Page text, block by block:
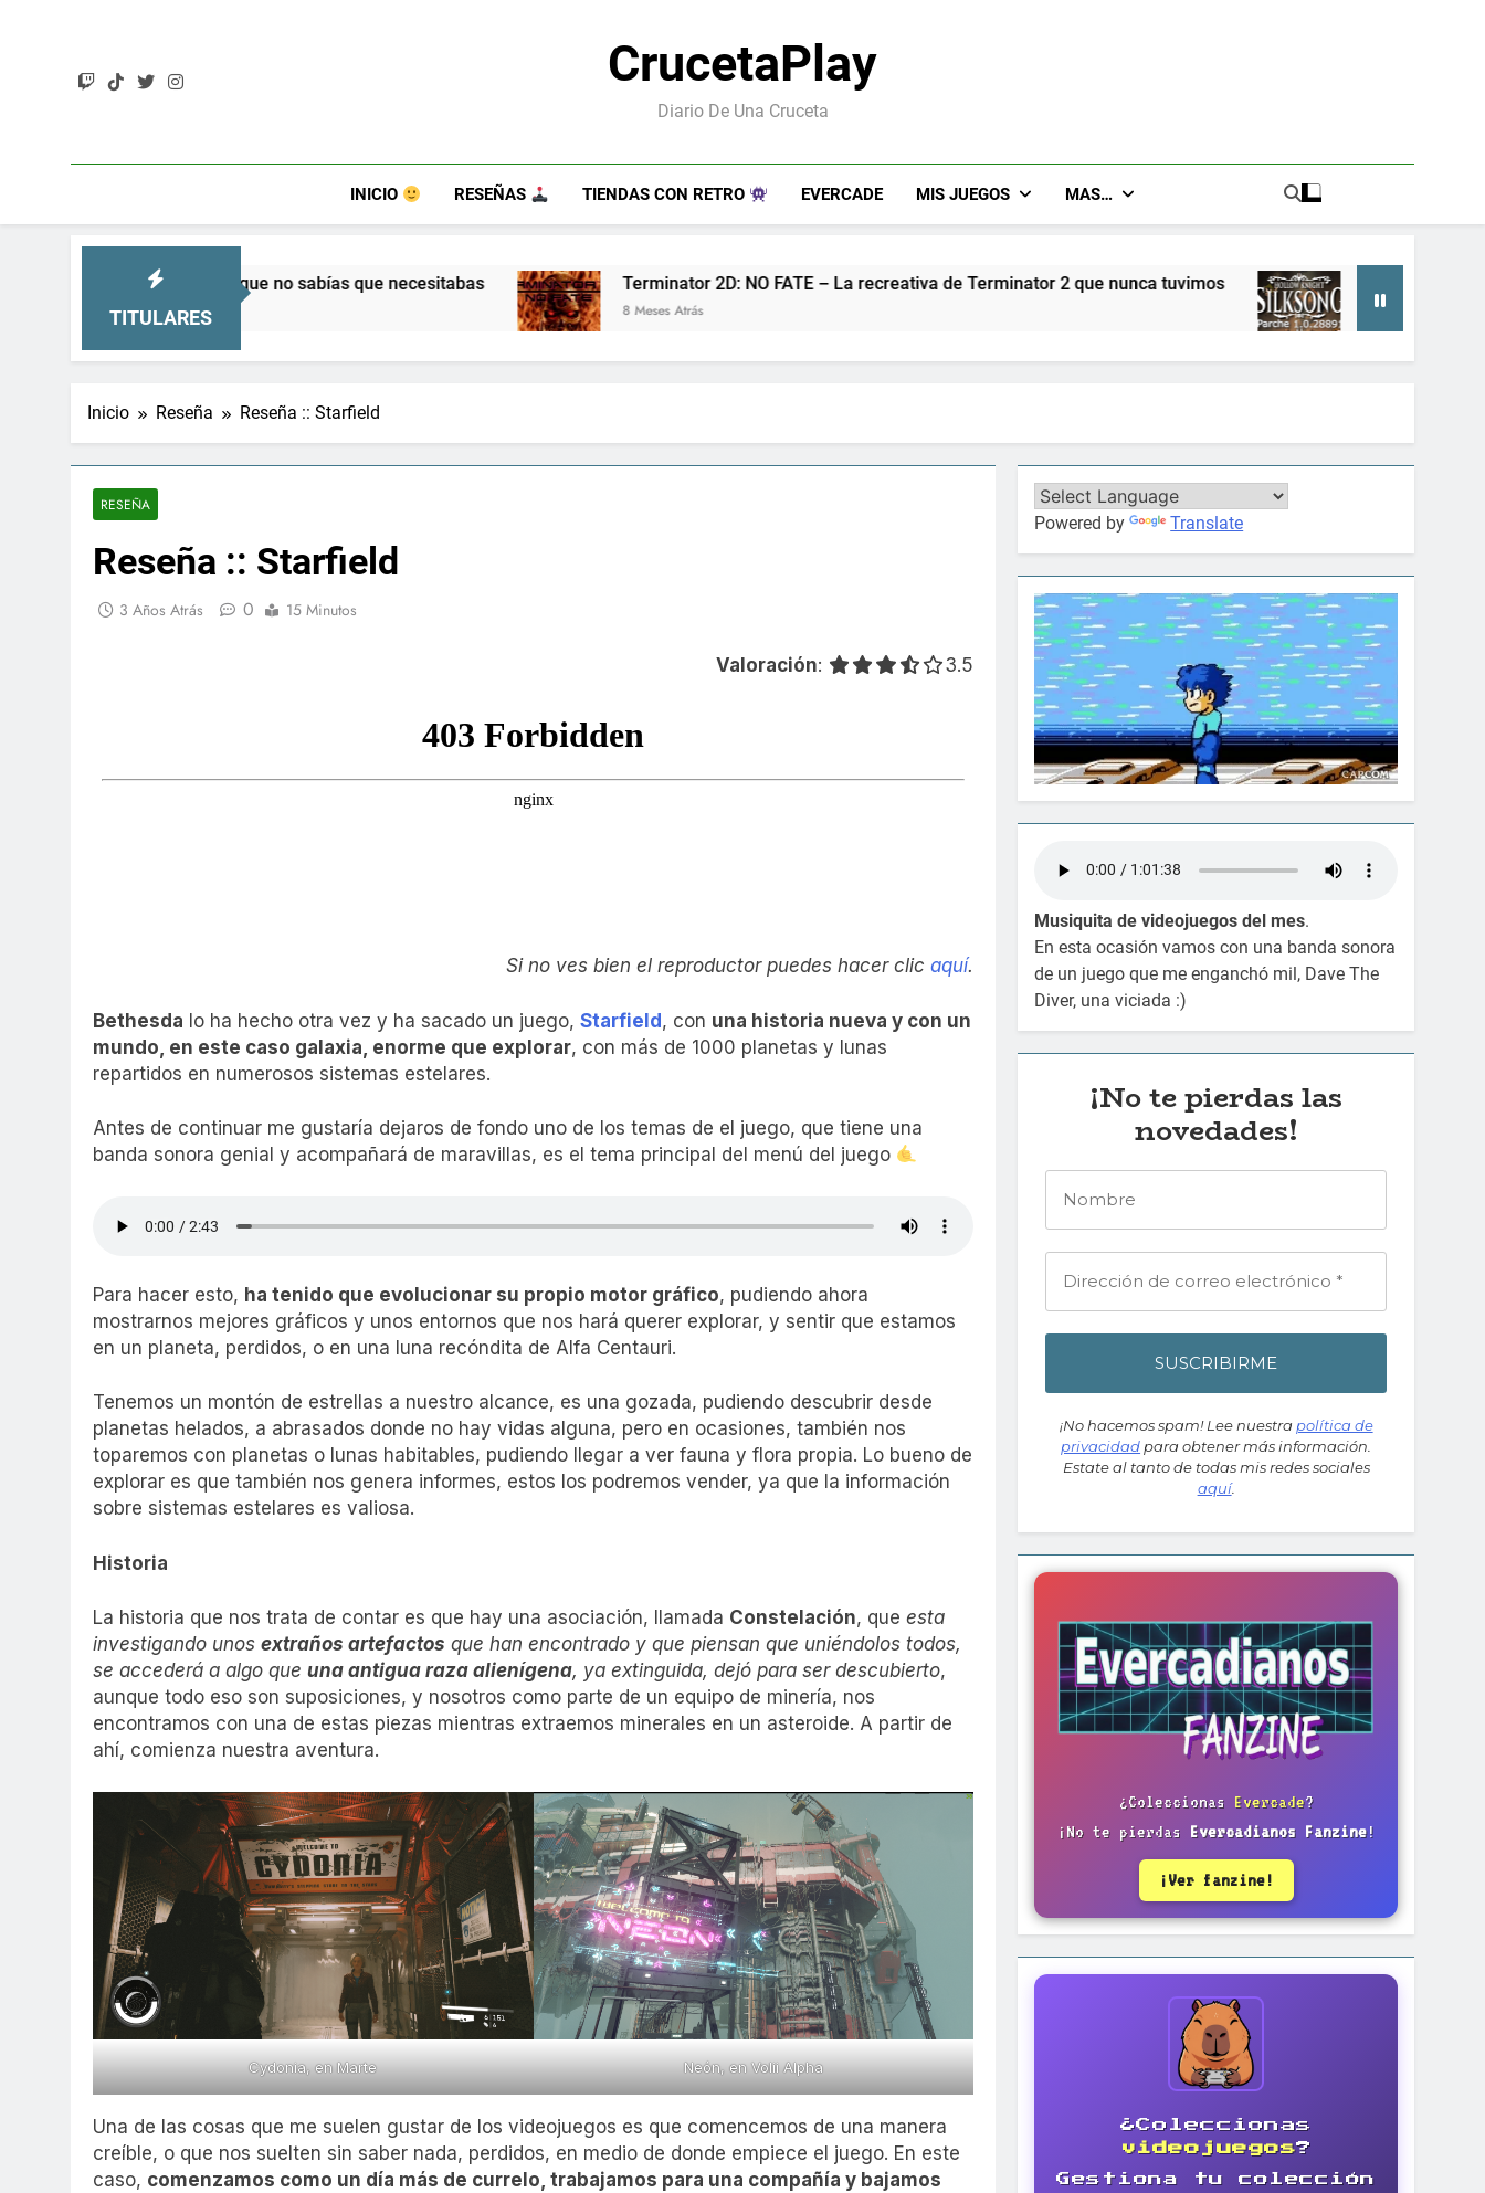
CrucetaPlay
Diario De Una Cruceta
INICIO RESEÑAS TIENDAS CON RETRO EVERCADE MIS JUEGOS MAS…
TITULARES
que necesitabas Terminator 2D: NO FATE – La recreativa de Terminator 2 que nunca tuvimos Hollow Knight SILKSONG Parche 1.0.28891
Inicio Reseña Reseña :: Starfield
RESEÑA
Reseña :: Starfield
3 Años Atrás 0 15 Minutos
Valoración: 3.5 out of 5.0 stars
3.5
Si no ves bien el reproductor puedes hacer clicaquí.
Bethesda lo ha hecho otra vez y ha sacado un juego, Starfield, con una historia nueva y con un
mundo, en este caso galaxia, enorme que explorar, con más de 1000 planetas y lunas
repartidos en numerosos sistemas estelares.
Antes de continuar me gustaría dejaros de fondo uno de los temas de el juego, que tiene una
banda sonora genial y acompañará de maravillas, es el tema principal del menú del juego
Para hacer esto, ha tenido que evolucionar su propio motor gráfico, pudiendo ahora
mostrarnos mejores gráficos y unos entornos que nos hará querer explorar, y sentir que estamos
en un planeta, perdidos, o en una luna recóndita de Alfa Centauri.
Tenemos un montón de estrellas a nuestro alcance, es una gozada, pudiendo descubrir desde
planetas helados, a abrasados donde no hay vidas alguna, pero en ocasiones, también nos
toparemos con planetas o lunas habitables, pudiendo llegar a ver fauna y flora propia. Lo bueno de
explorar es que también nos genera informes, estos los podremos vender, ya que la información
sobre sistemas estelares es valiosa.
Historia
La historia que nos trata de contar es que hay una asociación, llamada Constelación, que esta
investigando unos extraños artefactos que han encontrado y que piensan que uniéndolos todos,
se accederá a algo que una antigua raza alienígena, ya extinguida, dejó para ser descubierto,
aunque todo eso son suposiciones, y nosotros como parte de un equipo de minería, nos
encontramos con una de estas piezas mientras extraemos minerales en un asteroide. A partir de
ahí, comienza nuestra aventura.
Cydonia, en Marte Neón, en Volii Alpha
Una de las cosas que me suelen gustar de los videojuegos es que comencemos de una manera
creíble, o que nos suelten sin saber nada, perdidos, en medio de donde empiece el juego. En este
caso, comenzamos como un día más de currelo, trabajamos para una compañía y bajamos
Powered by Translate
Musiquita de videojuegos del mes.
En esta ocasión vamos con una banda sonora
de un juego que me enganchó mil, Dave The
Diver, una viciada :)
¡No te pierdas las
novedades!
¡No hacemos spam! Lee nuestra política de
privacidad para obtener más información.
Estate al tanto de todas mis redes sociales
aquí.
¿Coleccionas Evercade?
¡No te pierdas Evercadianos Fanzine!
¡Ver fanzine!
¿Coleccionas
videojuegos?
Gestiona tu colección